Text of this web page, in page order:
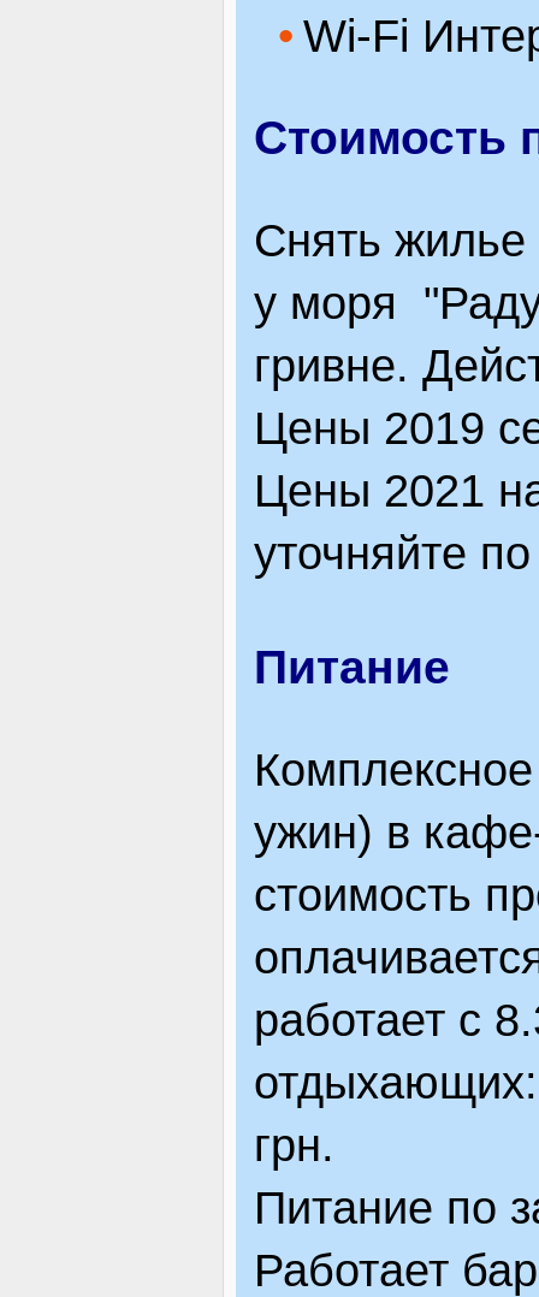
Wi-Fi
Стоимость
Снять
у моря
гривне.
Цены 2019
Цены 2021
уточняйте
Питание
ужин) в
стоимость
работает с
грн.
Питание по
Работает